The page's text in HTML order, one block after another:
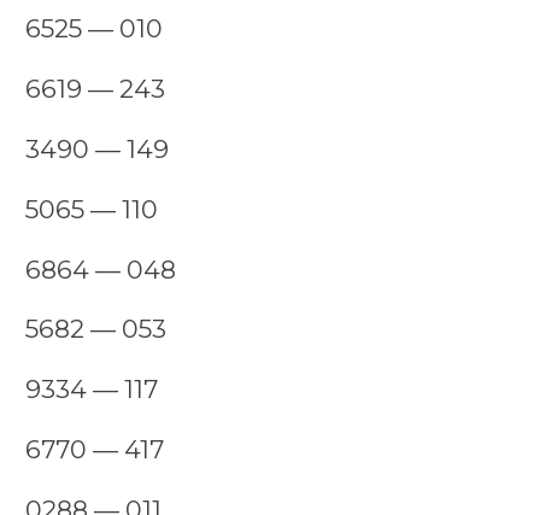
6525 — 010
6619 — 243
3490 — 149
5065 — 110
6864 — 048
5682 — 053
9334 — 117
6770 — 417